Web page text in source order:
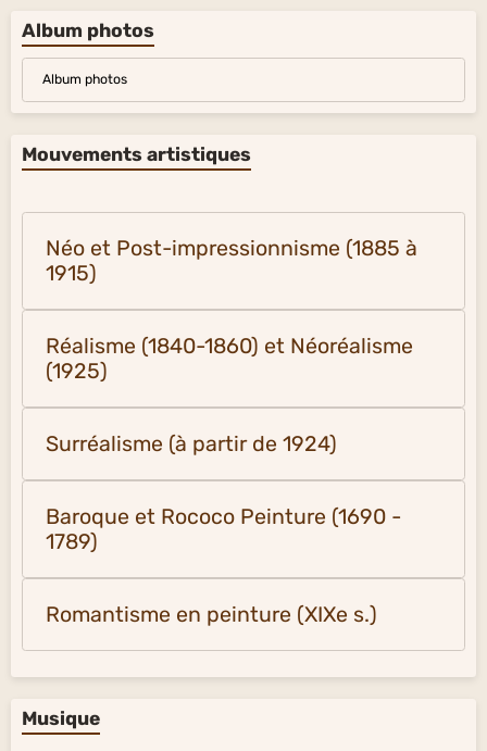
Album photos
Album photos
Mouvements artistiques
Néo et Post-impressionnisme (1885 à
1915)
Réalisme (1840-1860) et Néoréalisme
(1925)
Surréalisme (à partir de 1924)
Baroque et Rococo Peinture (1690 -
1789)
Romantisme en peinture (XIXe s.)
Musique